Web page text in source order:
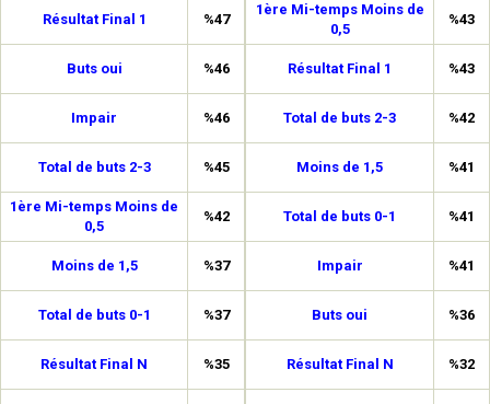
Résultat Final 1 %47
Buts oui %46
Impair %46
Total de buts 2-3 %45
1ère Mi-temps Moins de
0,5
%42
Moins de 1,5 %37
Total de buts 0-1 %37
Résultat Final N %35
1ère Mi-temps Moins de
0,5
%43
Résultat Final 1 %43
Total de buts 2-3 %42
Moins de 1,5 %41
Total de buts 0-1 %41
Impair %41
Buts oui %36
Résultat Final N %32